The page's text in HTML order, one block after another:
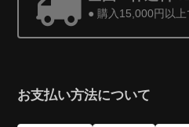
● 購入15,000円以上
お支払い方法について